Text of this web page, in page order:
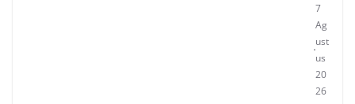
7
Ag
ust
us
20
26